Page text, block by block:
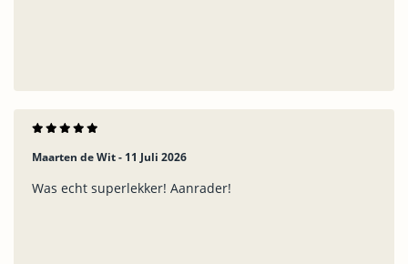
Maarten de Wit - 11 Juli 2026
Was echt superlekker! Aanrader!